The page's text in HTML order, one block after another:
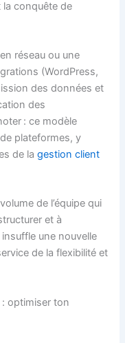
la conquête de
réseau ou une
(WordPress,
des données et
des
: ce modèle
plateformes, y
de lagestion client
de l’équipe qui
et à
une nouvelle
de la flexibilité et
optimiser ton